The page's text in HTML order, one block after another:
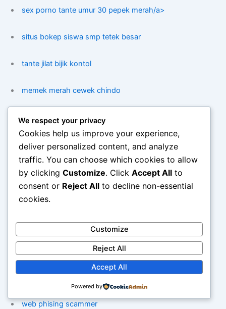
sex porno tante umur 30 pepek merah/a>
situs bokep siswa smp tetek besar
tante jilat bijik kontol
memek merah cewek chindo
cewek indo tetek merah besar
sex porno tante umur 30 pepek merah/a>
situs bokep siswa smp tetek besar
tante jilat bijik kontol
memek merah cewek chindo
cewek indo tetek merah besar
web phising
web phising scammer
We respect your privacy
Cookies help us improve your experience,
deliver personalized content, and analyze
traffic. You can choose which cookies to allow
by clicking Customize. Click Accept All to
consent or Reject All to decline non-essential
cookies.
Customize
Reject All
Accept All
Powered by